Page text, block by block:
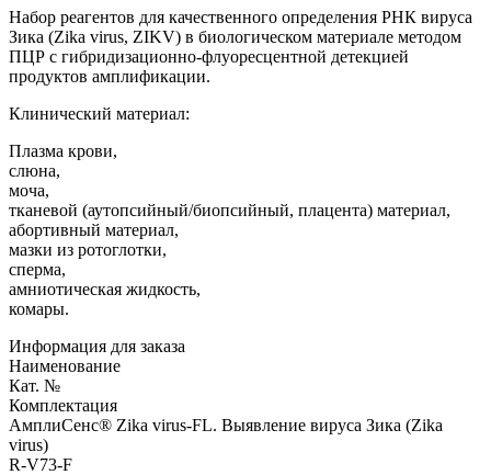
Набор реагентов для качественного определения РНК вируса
Зика (Zika virus, ZIKV) в биологическом материале методом
ПЦР с гибридизационно-флуоресцентной детекцией
продуктов амплификации.
Клинический материал:
Плазма крови,
слюна,
моча,
тканевой (аутопсийный/биопсийный, плацента) материал,
абортивный материал,
мазки из ротоглотки,
сперма,
амниотическая жидкость,
комары.
Информация для заказа
Наименование
Кат. №
Комплектация
АмплиСенс® Zika virus-FL. Выявление вируса Зика (Zika
virus)
R-V73-F